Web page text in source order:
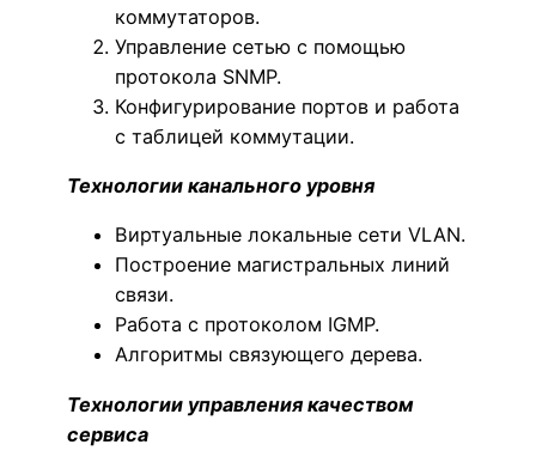
коммутаторов.
Управление сетью с помощью
протокола SNMP.
Конфигурирование портов и работа
с таблицей коммутации.
Технологии канального уровня
Виртуальные локальные сети VLAN.
Построение магистральных линий
связи.
Работа с протоколом IGMP.
Алгоритмы связующего дерева.
Технологии управления качеством
сервиса